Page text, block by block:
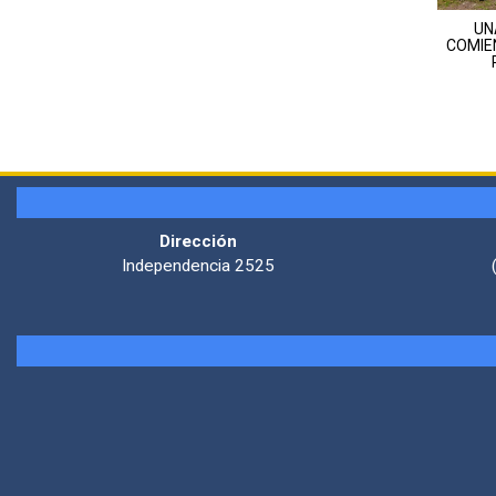
Dirección
Independencia 2525